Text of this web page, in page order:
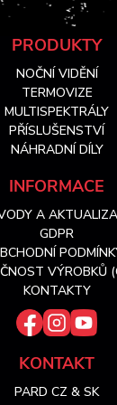
PRODUKTY
NOČNÍ VIDĚNÍ
TERMOVIZE
MULTISPEKTRÁLY
PŘÍSLUŠENSTVÍ
NÁHRADNÍ DÍLY
INFORMACE
A
GDPR
VÝROBKŮ
KONTAKTY
KONTAKT
PARD CZ & SK